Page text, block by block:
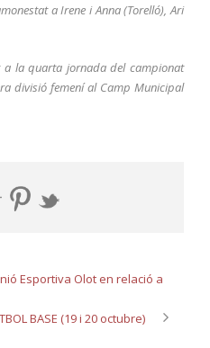
a Irene i Anna (Torelló), Ari
a la quarta jornada del campionat
divisió femení al Camp Municipal
Esportiva Olot en relació a
BASE (19 i 20 octubre)